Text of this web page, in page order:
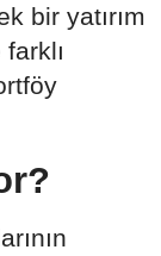
bir yatırım